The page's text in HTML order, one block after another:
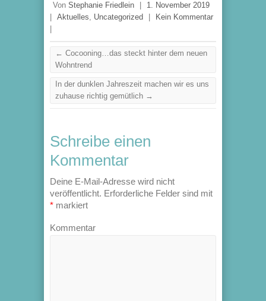
Von Stephanie Friedlein
1. November 2019
Aktuelles, Uncategorized
Kein Kommentar
← Cocooning…das steckt hinter dem neuen
Wohntrend
In der dunklen Jahreszeit machen wir es uns
zuhause richtig gemütlich →
Schreibe einen
Kommentar
Deine E-Mail-Adresse wird nicht
veröffentlicht. Erforderliche Felder sind mit
* markiert
Kommentar